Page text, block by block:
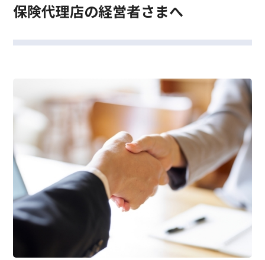
保険代理店の経営者さまへ